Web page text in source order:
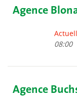
Agence
08:00
Agence